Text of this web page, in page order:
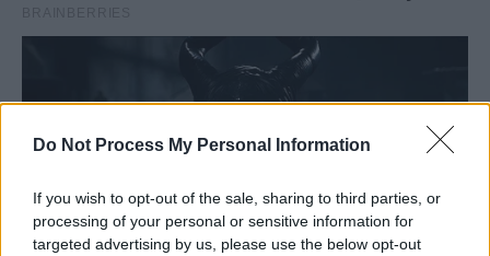
Do Not Process My Personal Information
If you wish to opt-out of the sale, sharing to third parties, or
processing of your personal or sensitive information for
targeted advertising by us, please use the below opt-out